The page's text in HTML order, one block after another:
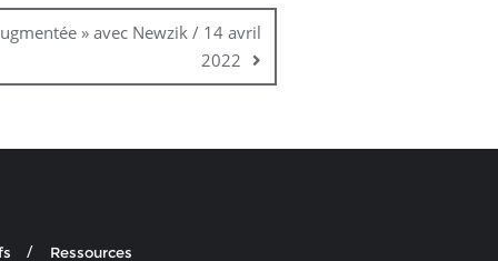
» avec Newzik / 14 avril
2022
Ressources